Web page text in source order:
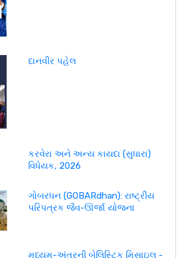
દાનવીર પહેલ
કરવેરા અને અન્ય કાયદા (સુધારા)
વિધેયક, 2026
ગોબરધન (GOBARdhan): રાષ્ટ્રીય
પરિપત્રક જૈવ-ઊર્જા યોજના
મધ્યમ-અંતરની બેલિસ્ટિક મિસાઇલ -